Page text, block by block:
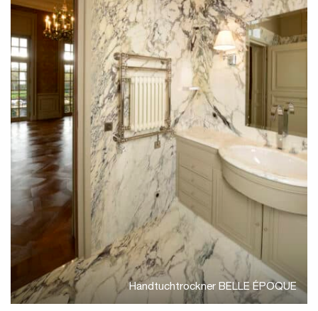
Handtuchtrockner BELLE ÉPOQUE